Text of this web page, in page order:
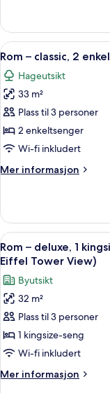
hageutsikt
–
classic,
1
seng,
balkong,
Åpne
alle
bildene
av
Rom
–
classic,
enkeltsenger,
3
Rom – classic, 2
Hageutsikt
33 m²
Plass til 3 personer
2 enkeltsenger
Wi-fi inkludert
Mer informasjon
Mer
–
classic,
2
enkeltsenger,
hageutsikt
Åpne
alle
bildene
av
Rom
–
deluxe,
1
kingsize-
seng,
4
Rom – deluxe, 1
Eiffel Tower View)
Byutsikt
32 m²
Plass til 3 personer
1 kingsize-seng
Wi-fi inkludert
Mer informasjon
Mer